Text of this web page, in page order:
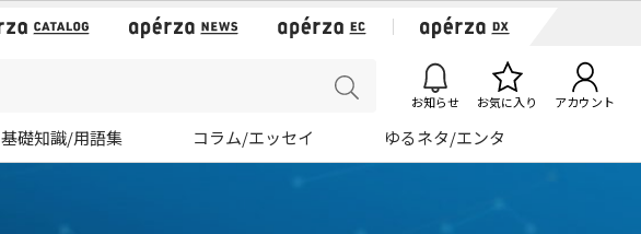
お知らせ お気に入り アカウント
基礎知識/用語集 コラム/エッセイ ゆるネタ/エンタ